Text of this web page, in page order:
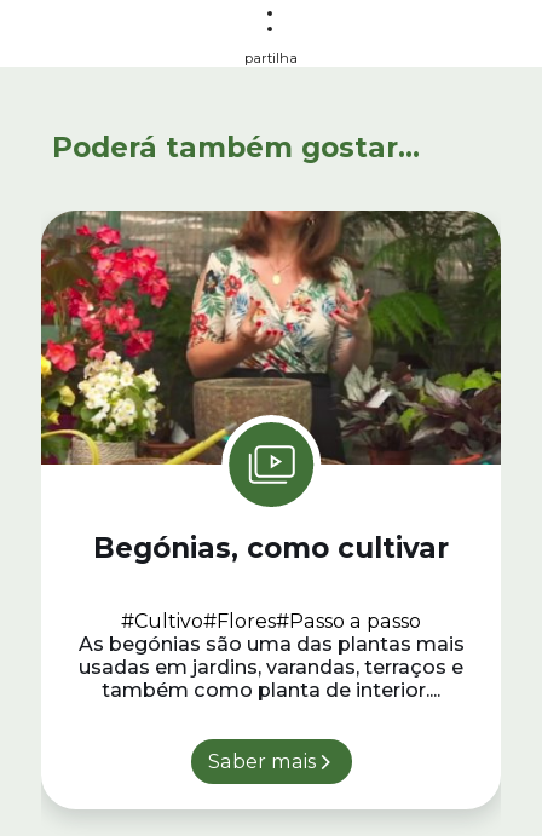
partilha
Poderá também gostar...
Begónias, como cultivar
#Cultivo#Flores#Passo a passo
As begónias são uma das plantas mais
usadas em jardins, varandas, terraços e
também como planta de interior....
Saber mais